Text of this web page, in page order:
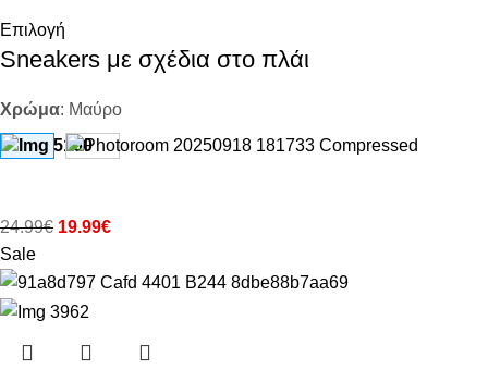
Επιλογή
Sneakers με σχέδια στο πλάι
Χρώμα: Μαύρο
24.99€ 19.99€
Sale